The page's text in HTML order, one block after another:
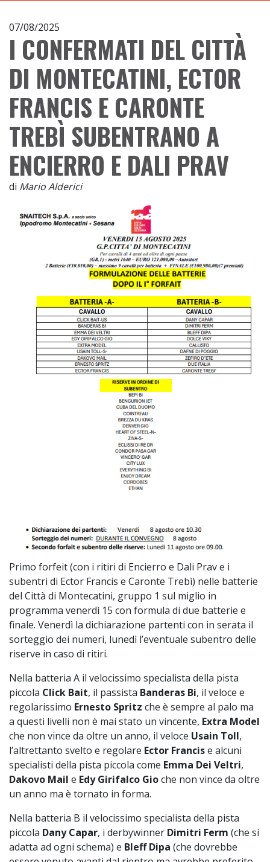
07/08/2025
I CONFERMATI DEL CITTÀ
DI MONTECATINI, ECTOR
FRANCIS E CARONTE
TREBÌ SUBENTRANO A
ENCIERRO E DALI PRAV
di Mario Alderici
Primo forfeit (con i ritiri di Encierro e Dali Prav e i
subentri di Ector Francis e Caronte Trebì) nelle batterie
del Città di Montecatini, gruppo 1 sul miglio in
programma venerdì 15 con formula di due batterie e
finale. Venerdì la dichiarazione partenti con in serata il
sorteggio dei numeri, lunedì l’eventuale subentro delle
riserve in caso di ritiri.
Nella batteria A il velocissimo specialista della pista
piccola Click Bait, il passista Banderas Bi, il veloce e
regolarissimo Ernesto Spritz che è sempre al palo ma
a questi livelli non è mai stato un vincente, Extra Model
che non vince da oltre un anno, il veloce Usain Toll,
l’altrettanto svelto e regolare Ector Francise alcuni
specialisti della pista piccola come Emma Dei Veltri,
Dakovo Mail e Edy Girifalco Gioche non vince da oltre
un anno ma è tornato in forma.
Nella batteria B il velocissimo specialista della pista
piccola Dany Capar, i derbywinner Dimitri Ferm (che si
adatta ad ogni schema) e Bleff Dipa (che dovrebbe